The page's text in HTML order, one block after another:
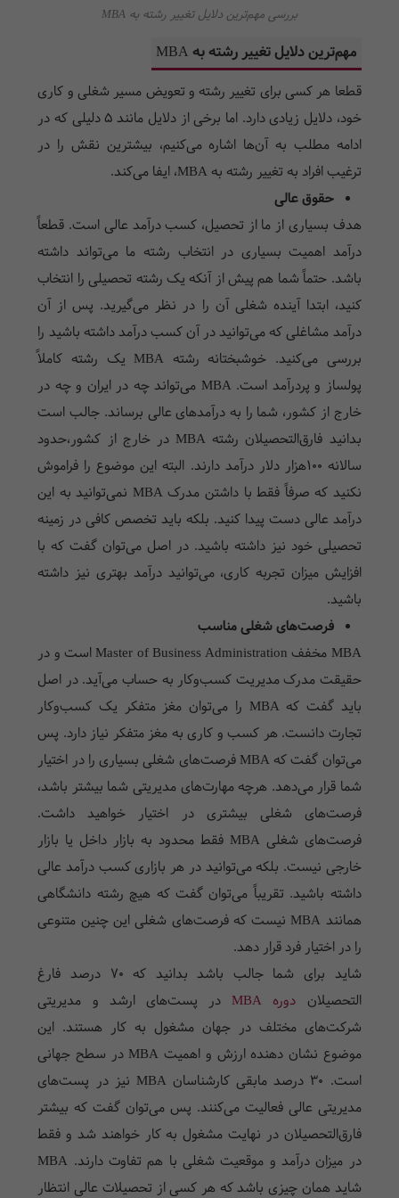
بررسی مهم‌ترین دلایل تغییر رشته به MBA
مهم‌ترین دلایل تغییر رشته به MBA
قطعا هر کسی برای تغییر رشته و تعویض مسیر شغلی و کاری
خود، دلایل زیادی دارد. اما برخی از دلایل مانند 5 دلیلی که در
ادامه مطلب به آن‌ها اشاره می‌کنیم، بیشترین نقش را در
ترغیب افراد به تغییر رشته به MBA، ایفا می‌کند.
حقوق عالی
هدف بسیاری از ما از تحصیل، کسب درآمد عالی است. قطعاً
درآمد اهمیت بسیاری در انتخاب رشته ما می‌تواند داشته
باشد. حتماً شما هم پیش از آنکه یک رشته تحصیلی را انتخاب
کنید، ابتدا آینده شغلی آن را در نظر می‌گیرید. پس از آن
درآمد مشاغلی که می‌توانید در آن کسب درآمد داشته باشید را
بررسی می‌کنید. خوشبختانه رشته MBA یک رشته کاملاً
پولساز و پردرآمد است.MBA می‌تواند چه در ایران و چه در
خارج از کشور، شما را به درآمدهای عالی برساند. جالب است
بدانید فارق‌التحصیلان رشته MBA در خارج از کشور،حدود
سالانه 100هزار دلار درآمد دارند. البته این موضوع را فراموش
نکنید که صرفاً فقط با داشتن مدرکMBA نمی‌توانید به این
درآمد عالی دست پیدا کنید. بلکه باید تخصص کافی در زمینه
تحصیلی خود نیز داشته باشید. در اصل می‌توان گفت که با
افزایش میزان تجربه کاری، می‌توانید درآمد بهتری نیز داشته
باشید.
فرصت‌های شغلی مناسب
MBA مخفف Master of Business Administration است و در
حقیقت مدرک مدیریت کسب‌و‌کار به حساب می‌آید. در اصل
باید گفت کهMBA را می‌توان مغز متفکر یک کسب‌و‌کار
تجارت دانست. هر کسب و کاری به مغز متفکر نیاز دارد. پس
می‌توان گفت کهMBA فرصت‌های شغلی بسیاری را در اختیار
شما قرار می‌دهد. هرچه مهارت‌های مدیریتی شما بیشتر باشد،
فرصت‌های شغلی بیشتری در اختیار خواهید داشت.
فرصت‌های شغلیMBA فقط محدود به بازار داخل یا بازار
خارجی نیست. بلکه می‌توانید در هر بازاری کسب درآمد عالی
داشته باشید. تقریباً می‌توان گفت که هیچ رشته دانشگاهی
همانند MBA نیست که فرصت‌های شغلی این چنین متنوعی
را در اختیار فرد قرار دهد.
شاید برای شما جالب باشد بدانید که 70 درصد فارغ
التحصیلان دوره MBA
در پست‌های ارشد و مدیریتی
شرکت‌های مختلف در جهان مشغول به کار هستند. این
موضوع نشان دهنده ارزش و اهمیت MBA در سطح جهانی
است. 30 درصد مابقی کارشناسان
MBA نیز در پست‌های
مدیریتی عالی فعالیت می‌کنند. پس می‌توان گفت که بیشتر
فارق‌التحصیلان در نهایت مشغول به کار خواهند شد و فقط
در میزان درآمد و موقعیت شغلی با هم تفاوت دارند. MBA
شاید همان چیزی باشد که هر کسی از تحصیلات عالی انتظار